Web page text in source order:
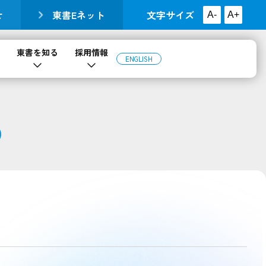
東書Eネット 文字サイズ A- A+
東書を知る 採用情報
ENGLISH